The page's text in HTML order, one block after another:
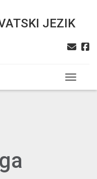
JEZIK
Toggle